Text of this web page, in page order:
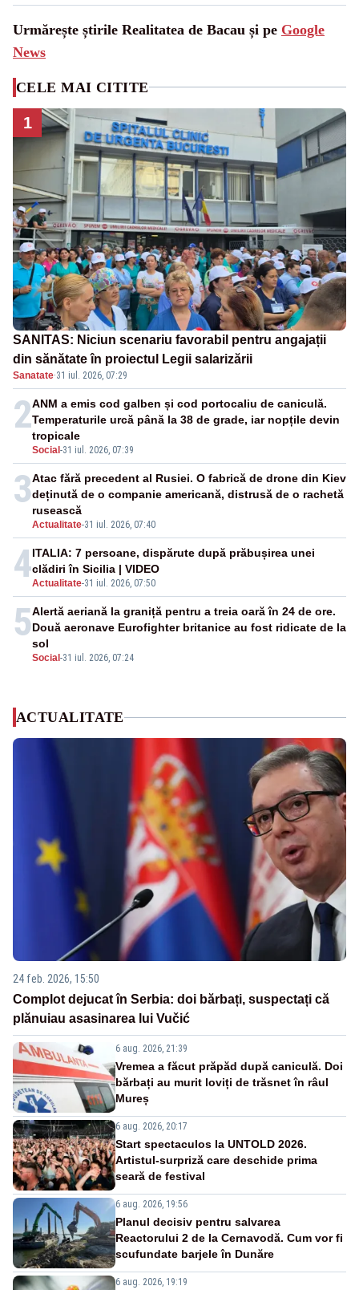
Urmărește știrile Realitatea de Bacau și pe Google
News
CELE MAI CITITE
1
SANITAS: Niciun scenariu favorabil pentru angajații
din sănătate în proiectul Legii salarizării
Sanatate·31 iul. 2026, 07:29
2
Social -31 iul. 2026, 07:39
ANM a emis cod galben și cod portocaliu de caniculă.
Temperaturile urcă până la 38 de grade, iar nopțile devin
tropicale
3
Actualitate-31 iul. 2026, 07:40
Atac fără precedent al Rusiei. O fabrică de drone din Kiev
deținută de o companie americană, distrusă de o rachetă
rusească
4Actualitate-31 iul. 2026, 07:50
ITALIA: 7 persoane, dispărute după prăbușirea unei
clădiri în Sicilia | VIDEO
5
Social -31 iul. 2026, 07:24
Alertă aeriană la graniță pentru a treia oară în 24 de ore.
Două aeronave Eurofighter britanice au fost ridicate de la
sol
ACTUALITATE
24 feb. 2026, 15:50
Complot dejucat în Serbia: doi bărbați, suspectați că
plănuiau asasinarea lui Vučić
6 aug. 2026, 21:39
Vremea a făcut prăpăd după caniculă. Doi
bărbați au murit loviți de trăsnet în râul
Mureș
6 aug. 2026, 20:17
Start spectaculos la UNTOLD 2026.
Artistul-surpriză care deschide prima
seară de festival
6 aug. 2026, 19:56
Planul decisiv pentru salvarea
Reactorului 2 de la Cernavodă. Cum vor fi
scufundate barjele în Dunăre
6 aug. 2026, 19:19